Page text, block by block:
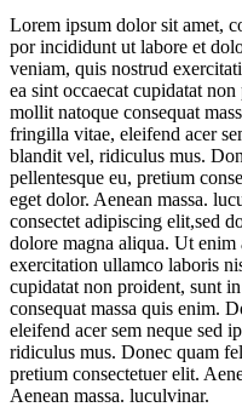
Lorem ipsum dolor sit amet,
por incididunt ut labore et
veniam, quis nostrud
ea sint occaecat cupidatat
mollit natoque consequat
fringilla vitae, eleifend acer
blandit vel, ridiculus mus.
pellentesque eu, pretium
eget dolor. Aenean massa.
consectet adipiscing elit,sed
dolore magna aliqua. Ut
exercitation ullamco laboris
cupidatat non proident, sunt
consequat massa quis enim.
eleifend acer sem neque sed
ridiculus mus. Donec quam
pretium consectetuer elit.
Aenean massa. luculvinar.